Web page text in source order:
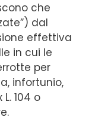
che
dal
effettiva
in cui le
per
infortunio,
104 o